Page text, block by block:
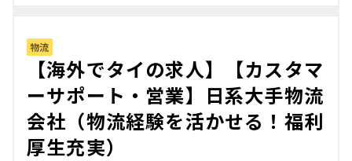
物流
【海外でタイの求人】【カスタマ
ーサポート・営業】日系大手物流
会社（物流経験を活かせる！福利
厚生充実）